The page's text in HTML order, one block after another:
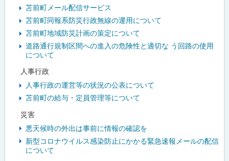
苫前町メール配信サービス
苫前町同報系防災行政無線の運用について
苫前町地域防災計画の策定について
道路通行規制区間への進入の危険性と適切な う回路の使用
について
人事行政
人事行政の運営等の状況の公表について
苫前町の給与・定員管理等について
災害
悪天候時の外出は事前に情報の確認を
新型コロナウイルス感染防止にかかる緊急速報メールの配信
について